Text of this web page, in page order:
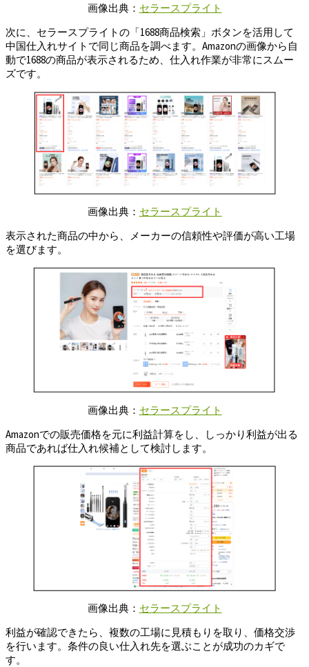
画像出典： セラースプライト
次に、セラースプライトの「1688商品検索」ボタンを活用して
中国仕入れサイトで同じ商品を調べます。Amazonの画像から自
動で1688の商品が表示されるため、仕入れ作業が非常にスムー
ズです。
画像出典： セラースプライト
表示された商品の中から、メーカーの信頼性や評価が高い工場
を選びます。
画像出典： セラースプライト
Amazonでの販売価格を元に利益計算をし、しっかり利益が出る
商品であれば仕入れ候補として検討します。
画像出典： セラースプライト
利益が確認できたら、複数の工場に見積もりを取り、価格交渉
を行います。条件の良い仕入れ先を選ぶことが成功のカギで
す。